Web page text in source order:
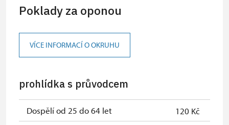
ČR*
Průkaz ICOMOS*
Celorční volné vstupenky vydané
NPÚ
Jednorázové vstupenky vydané NPÚ
zdarma
Poklady za oponou
VÍCE INFORMACÍ O OKRUHU
prohlídka s průvodcem
Dospělí od 25 do 64 let
120 Kč